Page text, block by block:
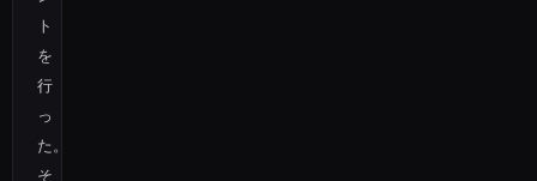
ト
を
行
っ
た。
そ